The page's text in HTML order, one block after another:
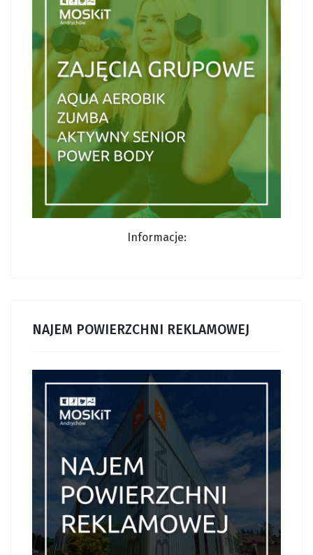
Informacje:
NAJEM POWIERZCHNI REKLAMOWEJ